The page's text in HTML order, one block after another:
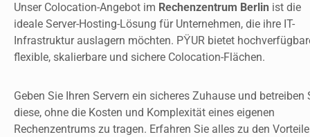
Unser Colocation-Angebot im Rechenzentrum Berlin ist die
ideale Server-Hosting-Lösung für Unternehmen, die ihre IT-
Infrastruktur auslagern möchten. PŸUR bietet
flexible, skalierbare und sichere Colocation-Flächen.
Geben Sie Ihren Servern ein sicheres Zuhause und betreiben
diese, ohne die Kosten und Komplexität eines eigenen
Rechenzentrums zu tragen. Erfahren Sie alles zu den